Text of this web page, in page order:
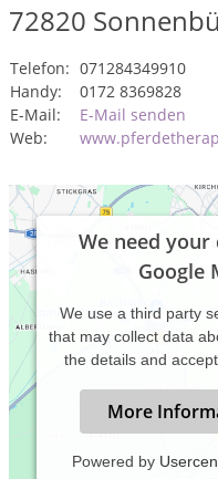
72820
Telefon: 071284349910
Handy:
0172 8369828
E-Mail:
E-Mail senden
Web:
We need
Google
We use a third party
that may collect data
the details and
More
Powered by